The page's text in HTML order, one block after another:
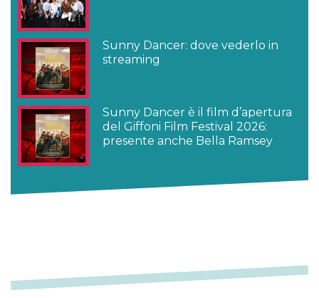
Sunny Dancer: dove vederlo in
streaming
Sunny Dancer è il film d’apertura
del Giffoni Film Festival 2026:
presente anche Bella Ramsey